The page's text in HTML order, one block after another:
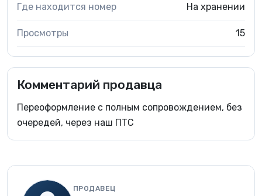
Где находится номер На хранении
Просмотры 15
Комментарий продавца
Переоформление с полным сопровождением, без
очередей, через наш ПТС
ПРОДАВЕЦ